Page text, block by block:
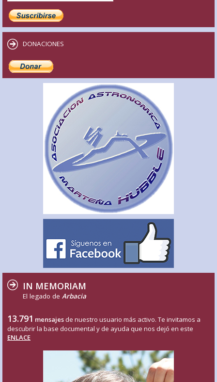
DONACIONES
IN MEMORIAM
El legado de Arbacia
13.791 mensajes de nuestro usuario más activo. Te invitamos a
descubrir la base documental y de ayuda que nos dejó en este
ENLACE